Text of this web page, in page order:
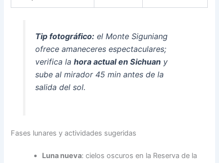
Tip fotográfico:el Monte Siguniang
ofrece amaneceres espectaculares;
verifica la hora actual en Sichuany
sube al mirador 45 min antes de la
salida del sol.
Fases lunares y actividades sugeridas
Luna nueva: cielos oscuros en la Reserva de la